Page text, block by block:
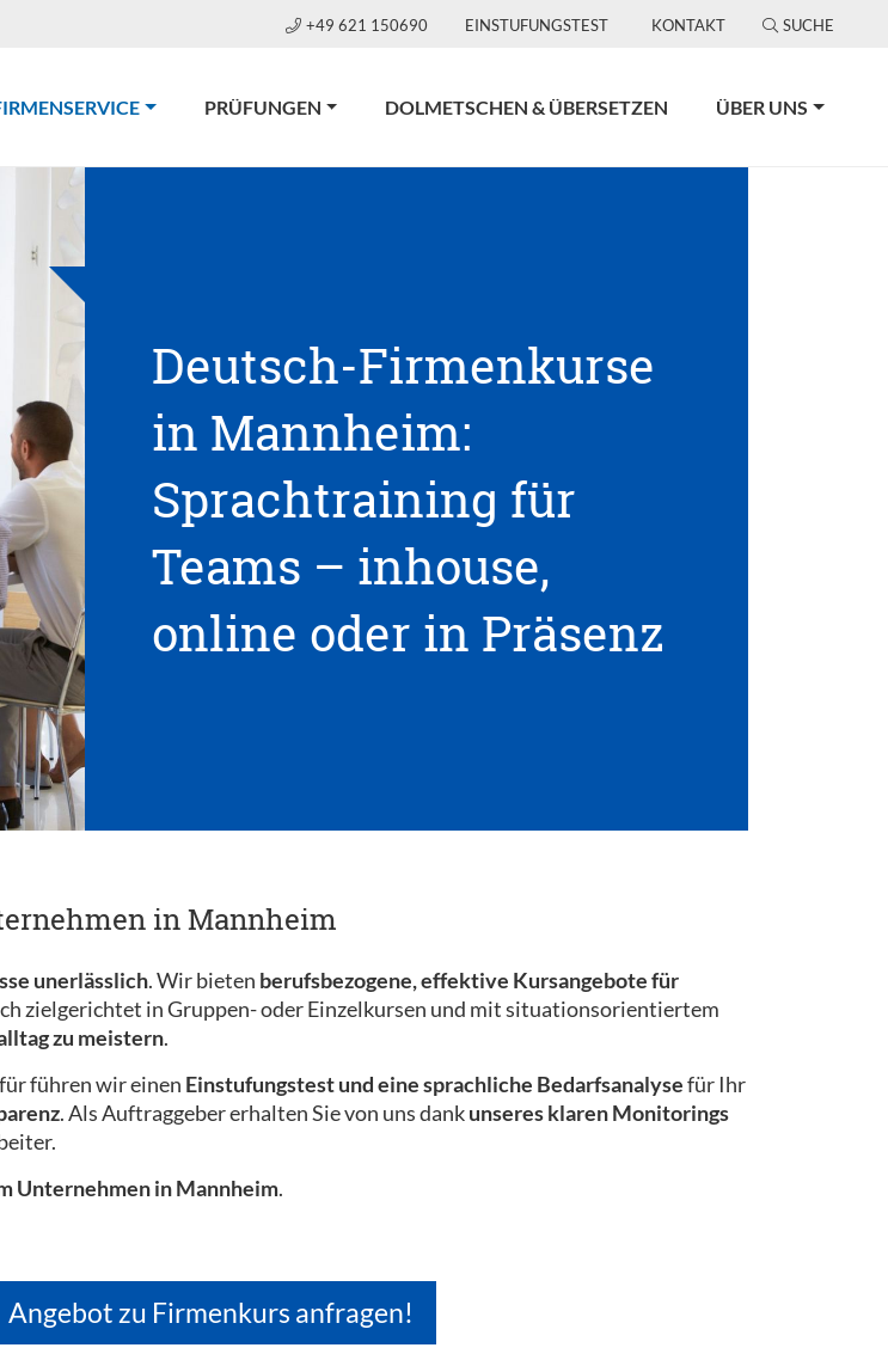
+49 621 150690 EINSTUFUNGSTEST KONTAKT SUCHE
(CURRENT)PRÜFUNGEN DOLMETSCHEN & ÜBERSETZEN ÜBER UNS
Deutsch-Firmenkurse
in Mannheim:
Sprachtraining für
Teams – inhouse,
online oder in Präsenz
in Mannheim
unerlässlich. Wir bieten berufsbezogene, effektive Kursangebote für
zielgerichtet in Gruppen- oder Einzelkursen und mit situationsorientiertem
zu meistern.
führen wir einen Einstufungstest und eine sprachliche Bedarfsanalysefür Ihr
. Als Auftraggeber erhalten Sie von uns dankunseres klaren Monitorings
Unternehmen in Mannheim.
Angebot zu Firmenkurs anfragen!